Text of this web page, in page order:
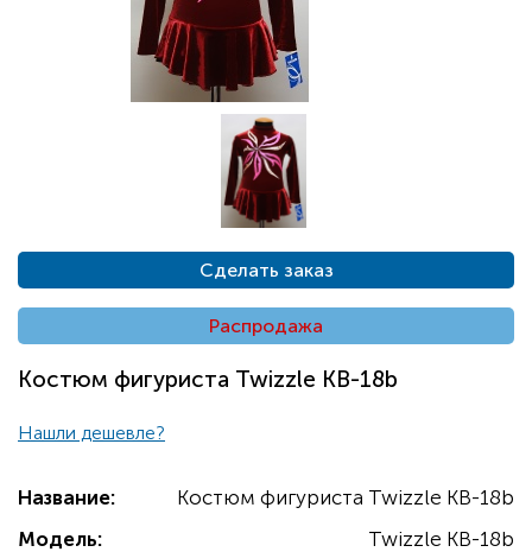
Сделать заказ
Распродажа
Костюм фигуриста Twizzle KB-18b
Нашли дешевле?
Название:
Костюм фигуриста Twizzle KB-18b
Модель:
Twizzle KB-18b